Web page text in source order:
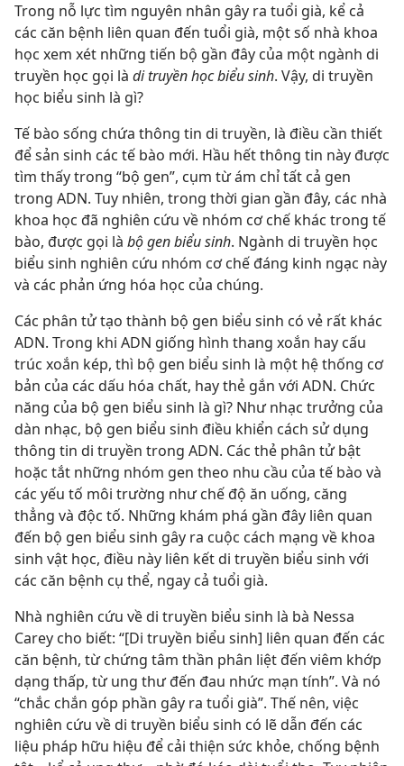
Trong nỗ lực tìm nguyên nhân gây ra tuổi già, kể cả
các căn bệnh liên quan đến tuổi già, một số nhà khoa
học xem xét những tiến bộ gần đây của một ngành di
truyền học gọi là di truyền học biểu sinh. Vậy, di truyền
học biểu sinh là gì?
Tế bào sống chứa thông tin di truyền, là điều cần thiết
để sản sinh các tế bào mới. Hầu hết thông tin này được
tìm thấy trong “bộ gen”, cụm từ ám chỉ tất cả gen
trong ADN. Tuy nhiên, trong thời gian gần đây, các nhà
khoa học đã nghiên cứu về nhóm cơ chế khác trong tế
bào, được gọi là bộ gen biểu sinh. Ngành di truyền học
biểu sinh nghiên cứu nhóm cơ chế đáng kinh ngạc này
và các phản ứng hóa học của chúng.
Các phân tử tạo thành bộ gen biểu sinh có vẻ rất khác
ADN. Trong khi ADN giống hình thang xoắn hay cấu
trúc xoắn kép, thì bộ gen biểu sinh là một hệ thống cơ
bản của các dấu hóa chất, hay thẻ gắn với ADN. Chức
năng của bộ gen biểu sinh là gì? Như nhạc trưởng của
dàn nhạc, bộ gen biểu sinh điều khiển cách sử dụng
thông tin di truyền trong ADN. Các thẻ phân tử bật
hoặc tắt những nhóm gen theo nhu cầu của tế bào và
các yếu tố môi trường như chế độ ăn uống, căng
thẳng và độc tố. Những khám phá gần đây liên quan
đến bộ gen biểu sinh gây ra cuộc cách mạng về khoa
sinh vật học, điều này liên kết di truyền biểu sinh với
các căn bệnh cụ thể, ngay cả tuổi già.
Nhà nghiên cứu về di truyền biểu sinh là bà Nessa
Carey cho biết: “[Di truyền biểu sinh] liên quan đến các
căn bệnh, từ chứng tâm thần phân liệt đến viêm khớp
dạng thấp, từ ung thư đến đau nhức mạn tính”. Và nó
“chắc chắn góp phần gây ra tuổi già”. Thế nên, việc
nghiên cứu về di truyền biểu sinh có lẽ dẫn đến các
liệu pháp hữu hiệu để cải thiện sức khỏe, chống bệnh